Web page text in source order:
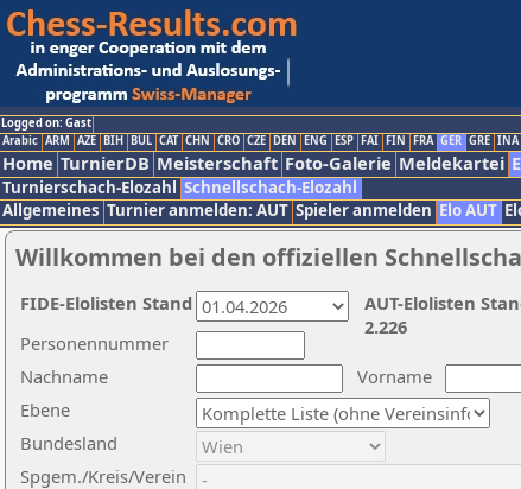
Logged on: Gast
Arabic ARM AZE BIH BUL CAT CHN CRO CZE DEN ENG ESP FAI FIN FRA GER GRE INA
Home TurnierDB Meisterschaft Foto-Galerie Meldekartei
Turnierschach-Elozahl Schnellschach-Elozahl
Allgemeines Turnier anmelden: AUT Spieler anmelden Elo AUT
Willkommen bei den offiziellen
Nachname
Vorname
Ebene
Personennummer
Bundesland
Spgem./Kreis/Verein
AUT-Elolisten
2.226
FIDE-Elolisten Stand